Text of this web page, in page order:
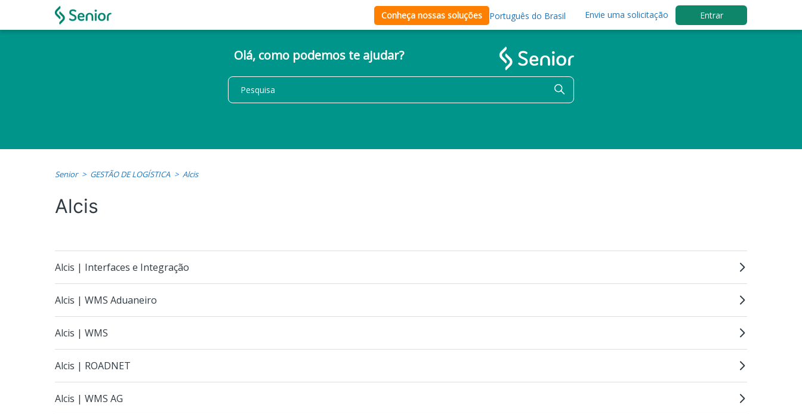
Conheça nossas soluções Português do Brasil Envie uma solicitação Entrar
Olá, como podemos te ajudar?
Senior GESTÃO DE LOGÍSTICA Alcis
Alcis
Alcis | Interfaces e Integração
Alcis | WMS Aduaneiro
Alcis | WMS
Alcis | ROADNET
Alcis | WMS AG